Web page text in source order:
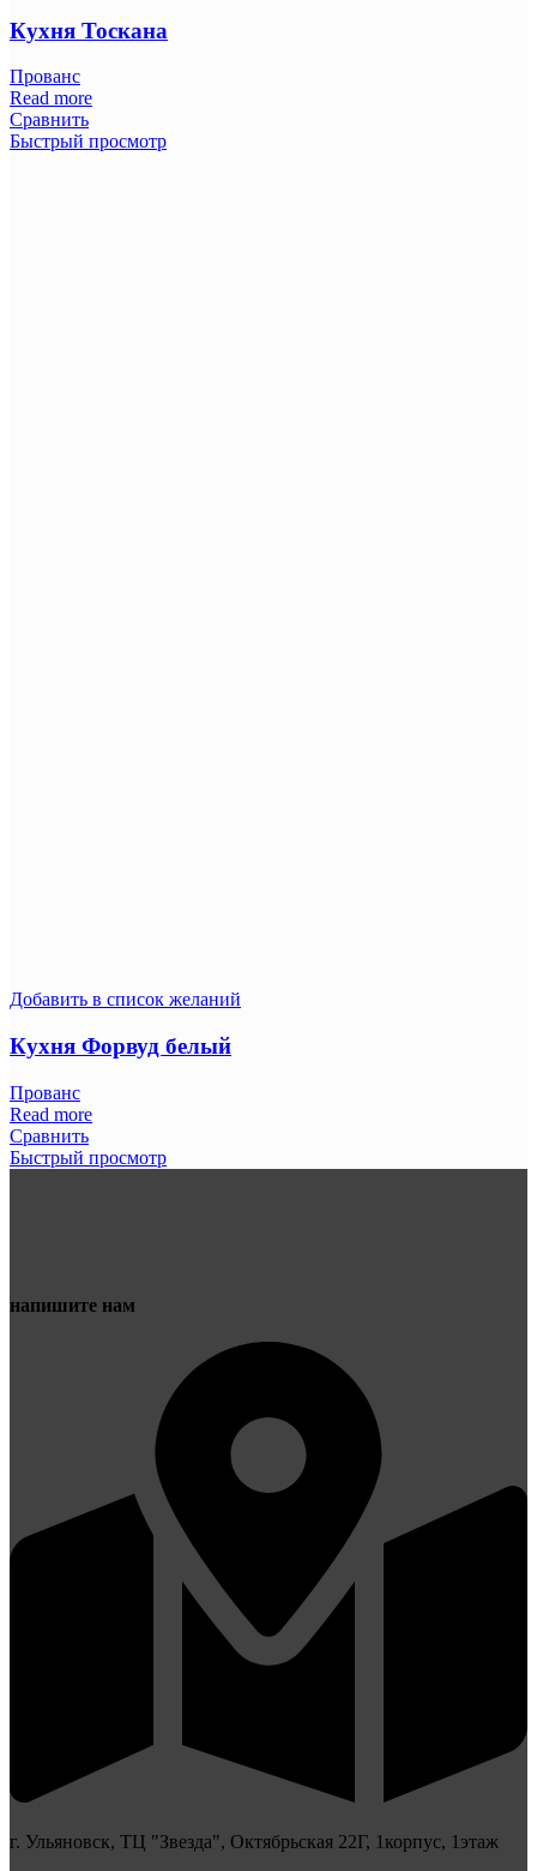
Кухня Тоскана
Прованс
Read more
Сравнить
Быстрый просмотр
Добавить в список желаний
Кухня Форвуд белый
Прованс
Read more
Сравнить
Быстрый просмотр
напишите нам
г. Ульяновск, ТЦ "Звезда", Октябрьская 22Г, 1корпус, 1этаж